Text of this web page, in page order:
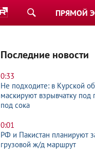
ПРЯМОЙ
Последние новости
0:33
Не подходите: в Курской
маскируют взрывчатку под
под сока
0:01
РФ и Пакистан планируют
грузовой ж/д маршрут